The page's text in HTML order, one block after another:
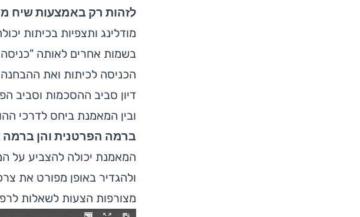
לזהות רק באמצעות שיח
מודלינג ותצפיות בכיתות
בשמות אחרים לאותה
הכניסה לכיתות ואת
דיון סביב ההסכמות וסביב
ובין המאמנת ביחס לדרכי
ברמה הפרטנית והן ברמה
המאמנת יכולה להצביע על
ולהגדיר באופן מפורט את
מצורפות הצעות לשאלות